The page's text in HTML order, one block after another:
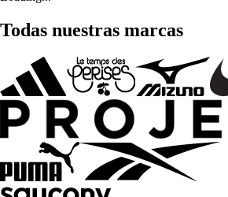
Todas nuestras marcas